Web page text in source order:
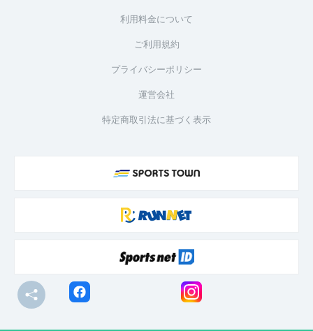
利用料金について
ご利用規約
プライバシーポリシー
運営会社
特定商取引法に基づく表示